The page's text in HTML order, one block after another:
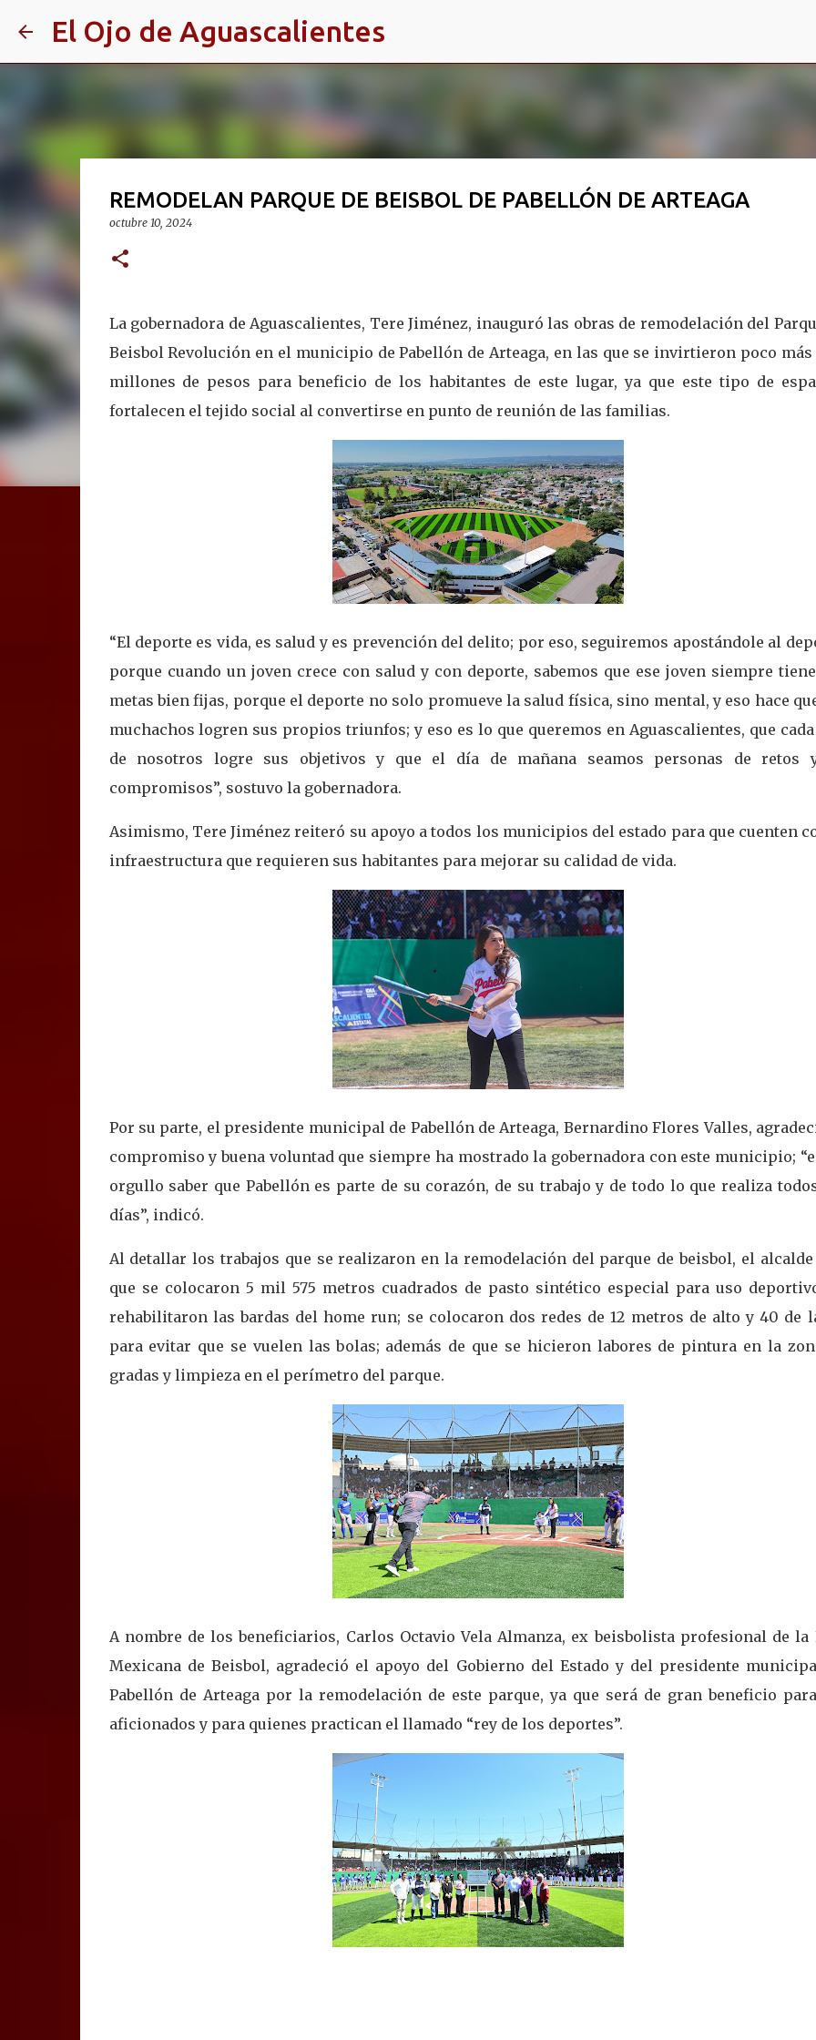
El Ojo de Aguascalientes
REMODELAN PARQUE DE BEISBOL DE PABELLÓN DE ARTEAGA
octubre 10, 2024
La gobernadora de Aguascalientes, Tere Jiménez, inauguró las obras de remodelación del
Beisbol Revolución en el municipio de Pabellón de Arteaga, en las que se invirtieron poco más
millones de pesos para beneficio de los habitantes de este lugar, ya que este tipo de
fortalecen el tejido social al convertirse en punto de reunión de las familias.
“El deporte es vida, es salud y es prevención del delito; por eso, seguiremos apostándole al
porque cuando un joven crece con salud y con deporte, sabemos que ese joven siempre
metas bien fijas, porque el deporte no solo promueve la salud física, sino mental, y eso hace
muchachos logren sus propios triunfos; y eso es lo que queremos en Aguascalientes, que
de nosotros logre sus objetivos y que el día de mañana seamos personas de retos
compromisos”, sostuvo la gobernadora.
Asimismo, Tere Jiménez reiteró su apoyo a todos los municipios del estado para que cuenten
infraestructura que requieren sus habitantes para mejorar su calidad de vida.
Por su parte, el presidente municipal de Pabellón de Arteaga, Bernardino Flores Valles,
compromiso y buena voluntad que siempre ha mostrado la gobernadora con este municipio;
orgullo saber que Pabellón es parte de su corazón, de su trabajo y de todo lo que realiza
días”, indicó.
Al detallar los trabajos que se realizaron en la remodelación del parque de beisbol, el
que se colocaron 5 mil 575 metros cuadrados de pasto sintético especial para uso
rehabilitaron las bardas del home run; se colocaron dos redes de 12 metros de alto y 40 de
para evitar que se vuelen las bolas; además de que se hicieron labores de pintura en la
gradas y limpieza en el perímetro del parque.
A nombre de los beneficiarios, Carlos Octavio Vela Almanza, ex beisbolista profesional de la
Mexicana de Beisbol, agradeció el apoyo del Gobierno del Estado y del presidente
Pabellón de Arteaga por la remodelación de este parque, ya que será de gran beneficio
aficionados y para quienes practican el llamado “rey de los deportes”.